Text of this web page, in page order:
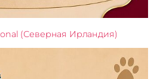
(Северная Ирландия)